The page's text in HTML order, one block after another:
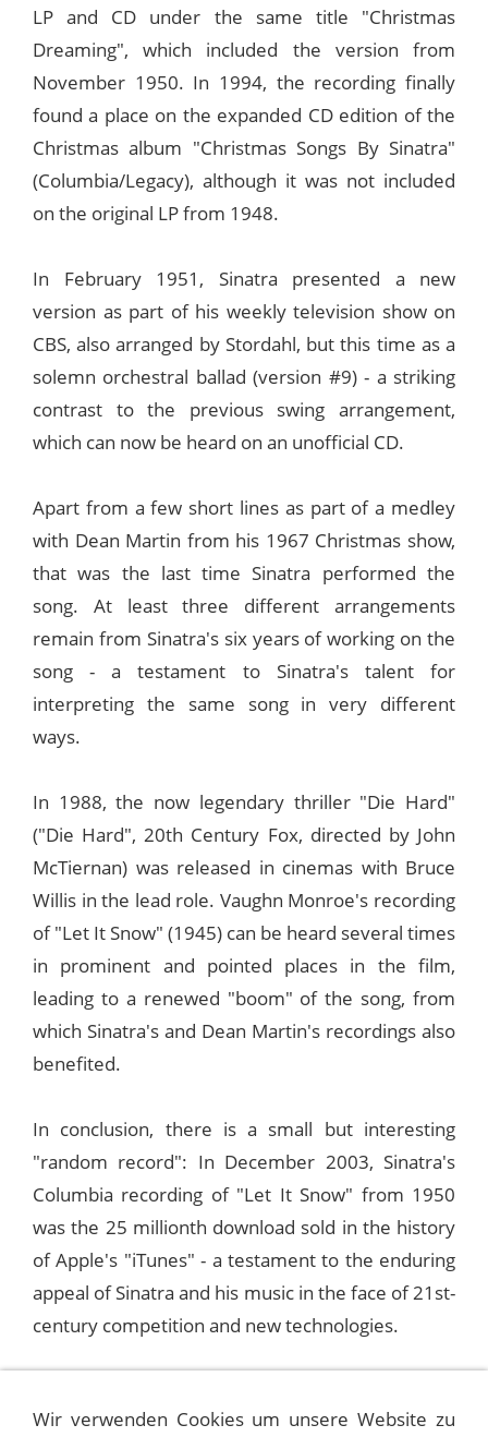
LP and CD under the same title "Christmas
Dreaming", which included the version from
November 1950. In 1994, the recording finally
found a place on the expanded CD edition of the
Christmas album "Christmas Songs By Sinatra"
(Columbia/Legacy), although it was not included
on the original LP from 1948.
In February 1951, Sinatra presented a new
version as part of his weekly television show on
CBS, also arranged by Stordahl, but this time as a
solemn orchestral ballad (version #9) - a striking
contrast to the previous swing arrangement,
which can now be heard on an unofficial CD.
Apart from a few short lines as part of a medley
with Dean Martin from his 1967 Christmas show,
that was the last time Sinatra performed the
song. At least three different arrangements
remain from Sinatra's six years of working on the
song - a testament to Sinatra's talent for
interpreting the same song in very different
ways.
In 1988, the now legendary thriller "Die Hard"
("Die Hard", 20th Century Fox, directed by John
McTiernan) was released in cinemas with Bruce
Willis in the lead role. Vaughn Monroe's recording
of "Let It Snow" (1945) can be heard several times
in prominent and pointed places in the film,
leading to a renewed "boom" of the song, from
which Sinatra's and Dean Martin's recordings also
benefited.
In conclusion, there is a small but interesting
"random record": In December 2003, Sinatra's
Columbia recording of "Let It Snow" from 1950
was the 25 millionth download sold in the history
of Apple's "iTunes" - a testament to the enduring
appeal of Sinatra and his music in the face of 21st-
century competition and new technologies.
evergreen that always brings joy, especially when
Wir verwenden Cookies um unsere Website zu